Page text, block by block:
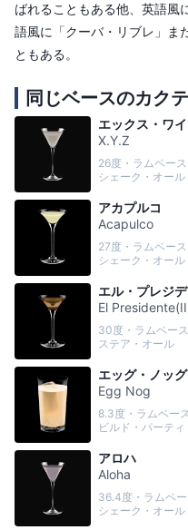
ばれることもある他、英語風
語風に「クーバ・リブレ」ま
ともある。
同じベースのカク
エックス・ワ
X.Y.Z
26度・ラムベー
シェーク・オール
アカプルコ
Acapulco
27度・ラムベー
シェーク・オール
エル・プレジデ
El
30度・ラムベー
ステア・オール
エッグ・ノッグ
Egg Nog
8.3度・ラムベー
ビルド・パーティ
アロハ
Aloha
36.4度・ラムベ
シェーク・オール